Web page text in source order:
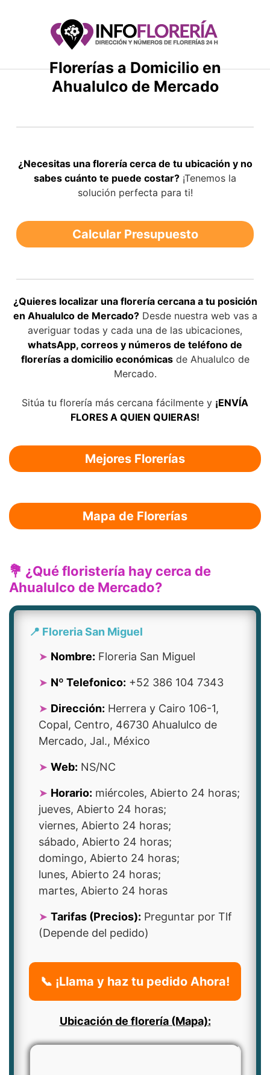
Florerías a Domicilio en
Ahualulco de Mercado
¿Necesitas una florería cerca de tu ubicación y no
sabes cuánto te puede costar? ¡Tenemos la
solución perfecta para ti!
Calcular Presupuesto
¿Quieres localizar una florería cercana a tu posición
en Ahualulco de Mercado?Desde nuestra web vas a
averiguar todas y cada una de las ubicaciones,
whatsApp, correos y números de teléfono de
florerías a domicilio económicasde Ahualulco de
Mercado.
Sitúa tu florería más cercana fácilmente y ¡ENVÍA
FLORES A QUIEN QUIERAS!
Mejores Florerías
Mapa de Florerías
💐 ¿Qué floristería hay cerca de
Ahualulco de Mercado?
📍 Floreria San Miguel
Nombre: Floreria San Miguel
Nº Telefonico: +52 386 104 7343
Dirección: Herrera y Cairo 106-1,
Copal, Centro, 46730 Ahualulco de
Mercado, Jal., México
Web: NS/NC
Horario: miércoles, Abierto 24 horas;
jueves, Abierto 24 horas;
viernes, Abierto 24 horas;
sábado, Abierto 24 horas;
domingo, Abierto 24 horas;
lunes, Abierto 24 horas;
martes, Abierto 24 horas
Tarifas (Precios): Preguntar por Tlf
(Depende del pedido)
📞 ¡Llama y haz tu pedido Ahora!
Ubicación de florería (Mapa):